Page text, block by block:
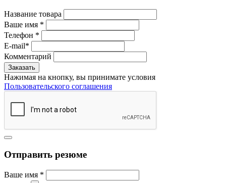
Название товара
Ваше имя *
Телефон *
E-mail*
Комментарий
Нажимая на кнопку, вы принимате условия
Пользовательского соглашения
Отправить резюме
Ваше имя *